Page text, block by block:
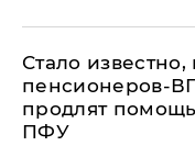
Стало
пенсионеров-
продлят
ПФУ